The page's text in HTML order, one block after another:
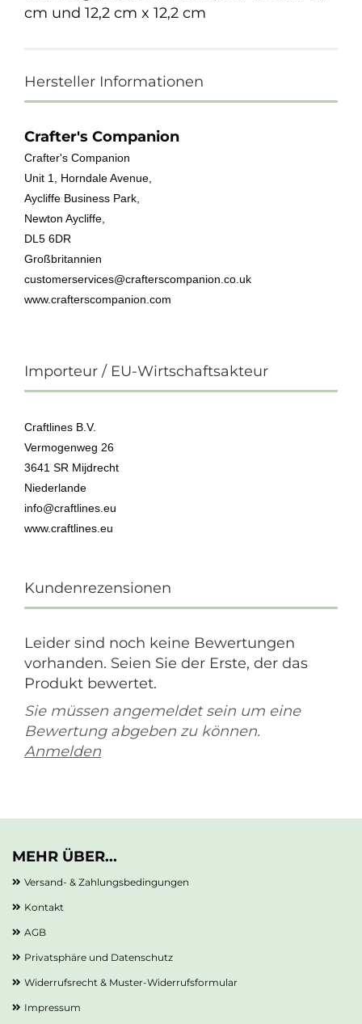
cm und 12,2 cm x 12,2 cm
Hersteller Informationen
Crafter's Companion
Crafter's Companion
Unit 1, Horndale Avenue,
Aycliffe Business Park,
Newton Aycliffe,
DL5 6DR
Großbritannien
customerservices@crafterscompanion.co.uk
www.crafterscompanion.com
Importeur / EU-Wirtschaftsakteur
Craftlines B.V.
Vermogenweg 26
3641 SR Mijdrecht
Niederlande
info@craftlines.eu
www.craftlines.eu
Kundenrezensionen
Leider sind noch keine Bewertungen
vorhanden. Seien Sie der Erste, der das
Produkt bewertet.
Sie müssen angemeldet sein um eine
Bewertung abgeben zu können.
Anmelden
MEHR ÜBER...
Versand- & Zahlungsbedingungen
Kontakt
AGB
Privatsphäre und Datenschutz
Widerrufsrecht & Muster-Widerrufsformular
Impressum